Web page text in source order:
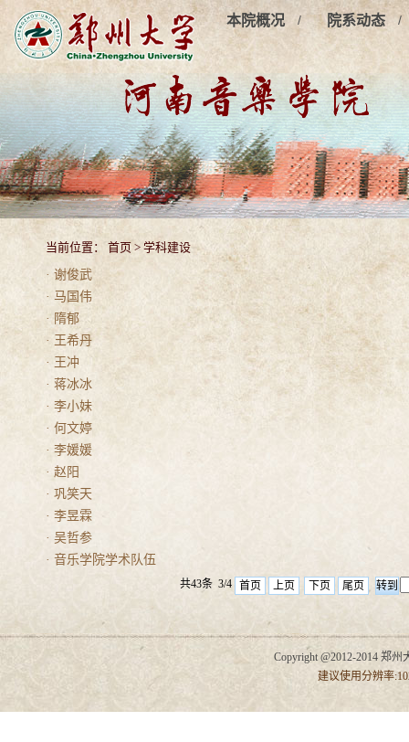
本院概况 / 院系动态 /
当前位置： 首页 > 学科建设
· 谢俊武
· 马国伟
· 隋郁
· 王希丹
· 王冲
· 蒋冰冰
· 李小妹
· 何文婷
· 李媛媛
· 赵阳
· 巩笑天
· 李昱霖
· 吴哲参
· 音乐学院学术队伍
共43条 3/4 首页 上页 下页 尾页
Copyright @2012-2014 郑州
建议使用分辨率